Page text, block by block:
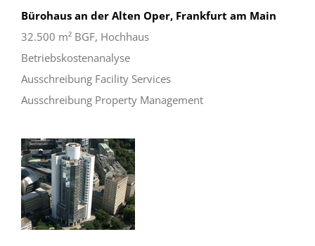
Bürohaus an der Alten Oper, Frankfurt am Main
32.500 m² BGF, Hochhaus
Betriebskostenanalyse
Ausschreibung Facility Services
Ausschreibung Property Management